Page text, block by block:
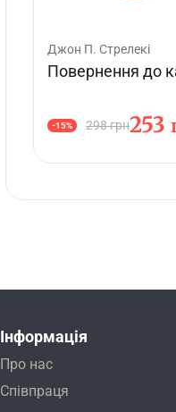
Джон П. Стрелекі
Повернення до
298 грн
-15% 253
Інформація
Про нас
Співпраця